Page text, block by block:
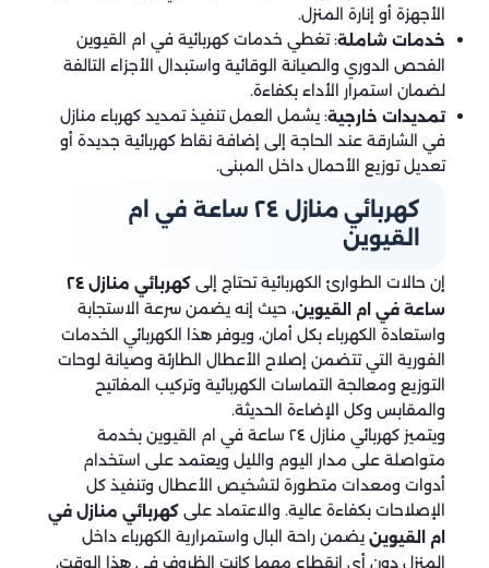
الأجهزة أو إنارة المنزل.
خدمات شاملة: تغطي خدمات كهربائية في ام القيوين
الفحص الدوري والصيانة الوقائية واستبدال الأجزاء التالفة
لضمان استمرار الأداء بكفاءة.
تمديدات خارجية: يشمل العمل تنفيذ تمديد كهرباء منازل
في الشارقة عند الحاجة إلى إضافة نقاط كهربائية جديدة أو
تعديل توزيع الأحمال داخل المبنى.
كهربائي منازل ٢٤ ساعة في ام
القيوين
إن حالات الطوارئ الكهربائية تحتاج إلى
كهربائي منازل ٢٤
ساعة في ام القيوين، حيث إنه يضمن سرعة الاستجابة
واستعادة الكهرباء بكل أمان، ويوفر هذا الكهربائي الخدمات
الفورية التي تتضمن إصلاح الأعطال الطارئة وصيانة لوحات
التوزيع ومعالجة التماسات الكهربائية وتركيب المفاتيح
والمقابس وكل الإضاءة الحديثة.
ويتميز كهربائي منازل ٢٤ ساعة في ام القيوين بخدمة
متواصلة على مدار اليوم والليل ويعتمد على استخدام
أدوات ومعدات متطورة لتشخيص الأعطال وتنفيذ كل
الإصلاحات بكفاءة عالية. والاعتماد على كهربائي منازل في
ام القيوين يضمن راحة البال واستمرارية الكهرباء داخل
المنزل دون أي انقطاع مهما كانت الظروف في هذا الوقت،